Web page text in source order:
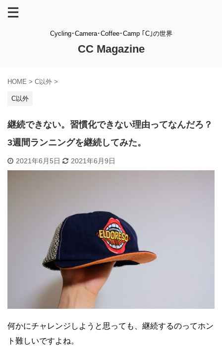
Cycling･Camera･Coffee･Camp ｢C｣の世界
CC Magazine
HOME > C以外 >
C以外
継続できない。習慣化できない理由ってなんだろ？
3週間ランニングを継続してみた。
2021年6月5日 2021年6月9日
何かにチャレンジしようと思っても、継続するのってホン
ト難しいですよね。